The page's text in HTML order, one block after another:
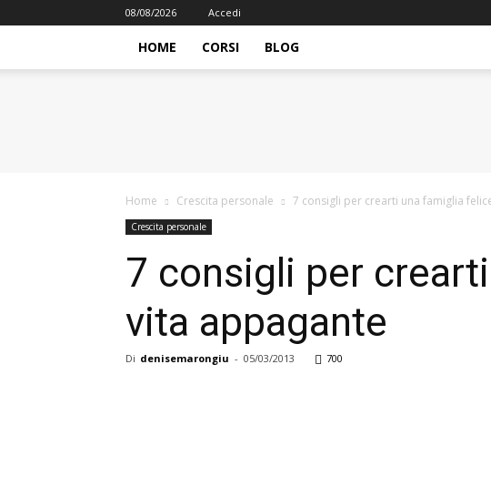
08/08/2026 Accedi
HOME CORSI BLOG
Home Crescita personale 7 consigli per crearti una famiglia
Crescita personale
7 consigli per
vita appagante
Di denisemarongiu - 05/03/2013 700